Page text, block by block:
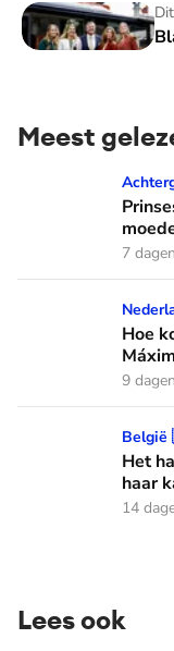
Blauw Bloed - TV
Meest
Prinses Amalia
7
Hoe koning
Hoe
9
Het haar van
Het
haar
14
Lees ook